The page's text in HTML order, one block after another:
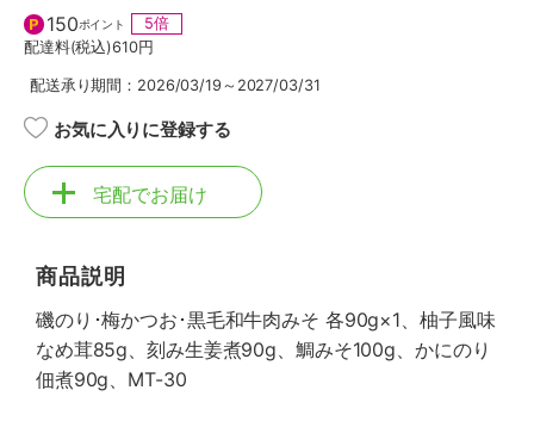
150ポイント
5倍
配達料(税込)610円
配送承り期間：2026/03/19～2027/03/31
お気に入りに登録する
宅配でお届け
商品説明
磯のり･梅かつお･黒毛和牛肉みそ 各90g×1、柚子風味
なめ茸85g、刻み生姜煮90g、鯛みそ100g、かにのり
佃煮90g、MT-30